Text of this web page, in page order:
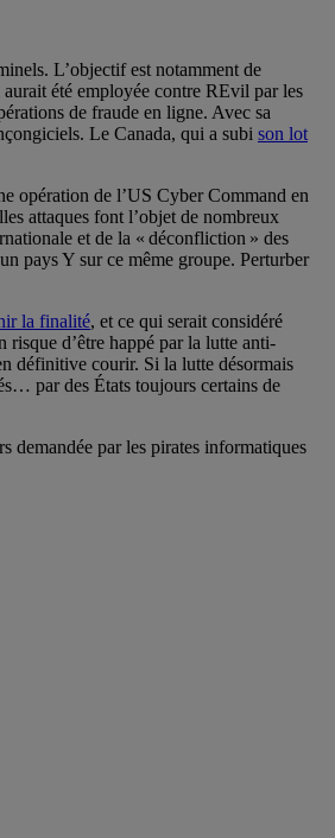
L’objectif est notamment de
été employée contre REvil par les
de fraude en ligne. Avec sa
Le Canada, qui a subi son lot
opération de l’US Cyber Command en
attaques font l’objet de nombreux
et de la « déconfliction » des
pays Y sur ce même groupe. Perturber
la finalité, et ce qui serait considéré
risque d’être happé par la lutte anti-
définitive courir. Si la lutte désormais
par des États toujours certains de
demandée par les pirates informatiques